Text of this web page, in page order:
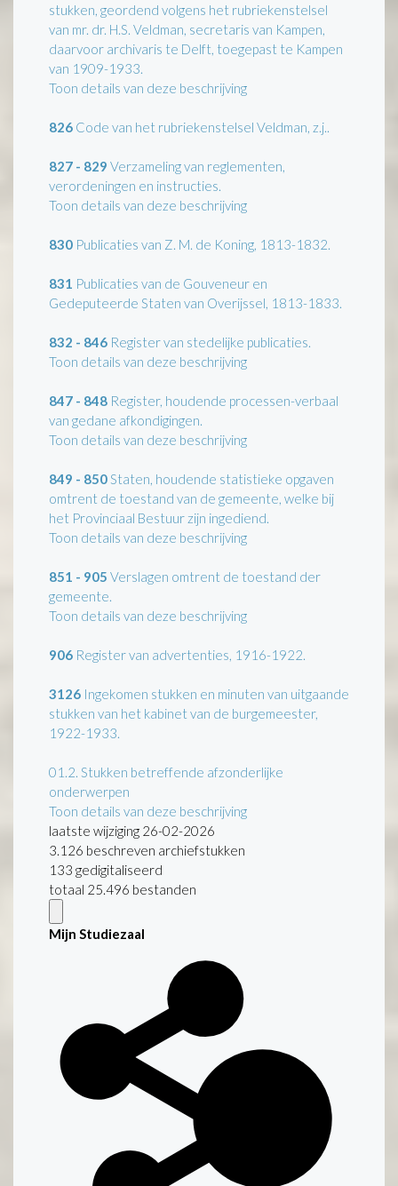
stukken, geordend volgens het rubriekenstelsel
van mr. dr. H.S. Veldman, secretaris van Kampen,
daarvoor archivaris te Delft, toegepast te Kampen
van 1909-1933.
Toon details van deze beschrijving
826 Code van het rubriekenstelsel Veldman, z.j..
827 - 829 Verzameling van reglementen,
verordeningen en instructies.
Toon details van deze beschrijving
830 Publicaties van Z. M. de Koning, 1813-1832.
831 Publicaties van de Gouveneur en
Gedeputeerde Staten van Overijssel, 1813-1833.
832 - 846 Register van stedelijke publicaties.
Toon details van deze beschrijving
847 - 848 Register, houdende processen-verbaal
van gedane afkondigingen.
Toon details van deze beschrijving
849 - 850Staten, houdende statistieke opgaven
omtrent de toestand van de gemeente, welke bij
het Provinciaal Bestuur zijn ingediend.
Toon details van deze beschrijving
851 - 905 Verslagen omtrent de toestand der
gemeente.
Toon details van deze beschrijving
906 Register van advertenties, 1916-1922.
3126 Ingekomen stukken en minuten van uitgaande
stukken van het kabinet van de burgemeester,
1922-1933.
01.2. Stukken betreffende afzonderlijke
onderwerpen
Toon details van deze beschrijving
laatste wijziging 26-02-2026
3.126 beschreven archiefstukken
133 gedigitaliseerd
totaal 25.496 bestanden
Mijn Studiezaal